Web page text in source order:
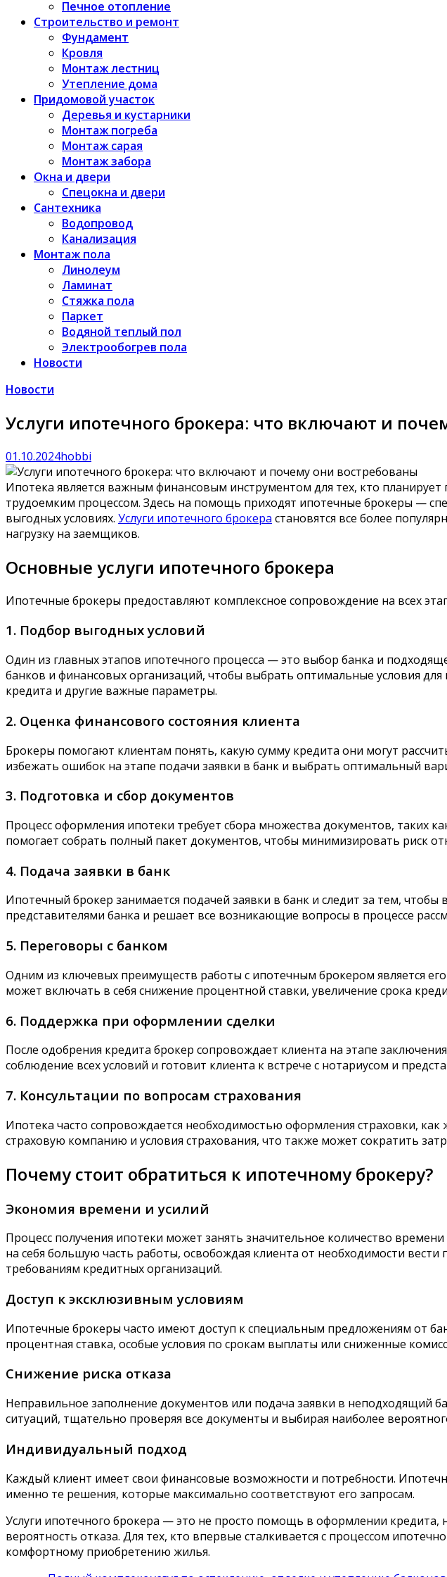
Печное отопление
Строительство и ремонт
Фундамент
Кровля
Монтаж лестниц
Утепление дома
Придомовой участок
Деревья и кустарники
Монтаж погреба
Монтаж сарая
Монтаж забора
Окна и двери
Спецокна и двери
Сантехника
Водопровод
Канализация
Монтаж пола
Линолеум
Ламинат
Стяжка пола
Паркет
Водяной теплый пол
Электрообогрев пола
Новости
Новости
Услуги ипотечного брокера: что включают и
01.10.2024hobbi
Ипотека является важным финансовым инструментом для тех, кто
трудоемким процессом. Здесь на помощь приходят ипотечные брокеры —
выгодных условиях. Услуги ипотечного брокера становятся все более
нагрузку на заемщиков.
Основные услуги ипотечного брокера
Ипотечные брокеры предоставляют комплексное сопровождение на всех
1. Подбор выгодных условий
Один из главных этапов ипотечного процесса — это выбор банка и
банков и финансовых организаций, чтобы выбрать оптимальные условия
кредита и другие важные параметры.
2. Оценка финансового состояния клиента
Брокеры помогают клиентам понять, какую сумму кредита они могут
избежать ошибок на этапе подачи заявки в банк и выбрать оптимальный
3. Подготовка и сбор документов
Процесс оформления ипотеки требует сбора множества документов, таких
помогает собрать полный пакет документов, чтобы минимизировать риск
4. Подача заявки в банк
Ипотечный брокер занимается подачей заявки в банк и следит за тем,
представителями банка и решает все возникающие вопросы в процессе
5. Переговоры с банком
Одним из ключевых преимуществ работы с ипотечным брокером является
может включать в себя снижение процентной ставки, увеличение срока
6. Поддержка при оформлении сделки
После одобрения кредита брокер сопровождает клиента на этапе
соблюдение всех условий и готовит клиента к встрече с нотариусом и
7. Консультации по вопросам страхования
Ипотека часто сопровождается необходимостью оформления страховки,
страховую компанию и условия страхования, что также может сократить
Почему стоит обратиться к ипотечному брокеру?
Экономия времени и усилий
Процесс получения ипотеки может занять значительное количество
на себя большую часть работы, освобождая клиента от необходимости
требованиям кредитных организаций.
Доступ к эксклюзивным условиям
Ипотечные брокеры часто имеют доступ к специальным предложениям от
процентная ставка, особые условия по срокам выплаты или сниженные
Снижение риска отказа
Неправильное заполнение документов или подача заявки в неподходящий
ситуаций, тщательно проверяя все документы и выбирая наиболее
Индивидуальный подход
Каждый клиент имеет свои финансовые возможности и потребности.
именно те решения, которые максимально соответствуют его запросам.
Услуги ипотечного брокера — это не просто помощь в оформлении
вероятность отказа. Для тех, кто впервые сталкивается с процессом
комфортному приобретению жилья.